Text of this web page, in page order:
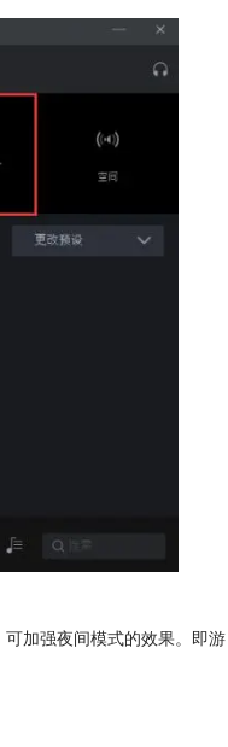
可加强夜间模式的效果。即游